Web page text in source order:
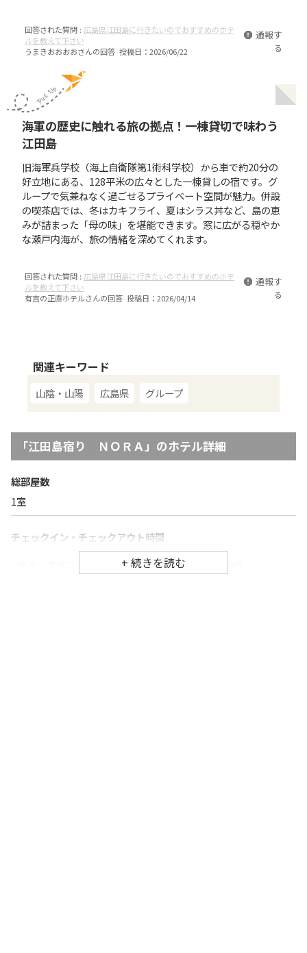
回答された質問 : 広島県江田島に行きたいのでおすすめのホテ
ルを教えて下さい
うまきおおおおさんの回答 投稿日： 2026/06/22
通報す
る
海軍の歴史に触れる旅の拠点！一棟貸切で味わう
江田島
旧海軍兵学校（海上自衛隊第1術科学校）から車で約20分の
好立地にある、128平米の広々とした一棟貸しの宿です。グ
ループで気兼ねなく過ごせるプライベート空間が魅力。併設
の喫茶店では、冬はカキフライ、夏はシラス丼など、島の恵
みが詰まった「母の味」を堪能できます。窓に広がる穏やか
な瀬戸内海が、旅の情緒を深めてくれます。
回答された質問 : 広島県江田島に行きたいのでおすすめのホテ
ルを教えて下さい
有吉の正直ホテルさんの回答 投稿日： 2026/04/14
通報す
る
関連キーワード
山陰・山陽 広島県 グループ
「江田島宿り ＮＯＲＡ」のホテル詳細
総部屋数
1室
チェックイン・チェックアウト時間
（最終チェックイン：